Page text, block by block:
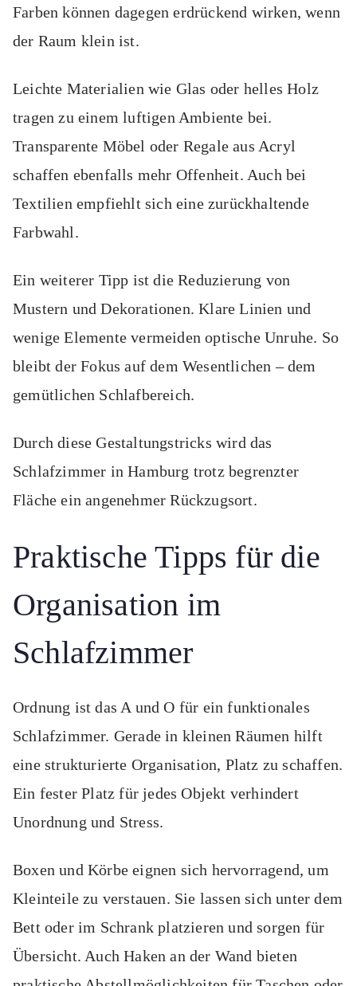
Farben können dagegen erdrückend wirken, wenn
der Raum klein ist.
Leichte Materialien wie Glas oder helles Holz
tragen zu einem luftigen Ambiente bei.
Transparente Möbel oder Regale aus Acryl
schaffen ebenfalls mehr Offenheit. Auch bei
Textilien empfiehlt sich eine zurückhaltende
Farbwahl.
Ein weiterer Tipp ist die Reduzierung von
Mustern und Dekorationen. Klare Linien und
wenige Elemente vermeiden optische Unruhe. So
bleibt der Fokus auf dem Wesentlichen – dem
gemütlichen Schlafbereich.
Durch diese Gestaltungstricks wird das
Schlafzimmer in Hamburg trotz begrenzter
Fläche ein angenehmer Rückzugsort.
Praktische Tipps für die
Organisation im
Schlafzimmer
Ordnung ist das A und O für ein funktionales
Schlafzimmer. Gerade in kleinen Räumen hilft
eine strukturierte Organisation, Platz zu schaffen.
Ein fester Platz für jedes Objekt verhindert
Unordnung und Stress.
Boxen und Körbe eignen sich hervorragend, um
Kleinteile zu verstauen. Sie lassen sich unter dem
Bett oder im Schrank platzieren und sorgen für
Übersicht. Auch Haken an der Wand bieten